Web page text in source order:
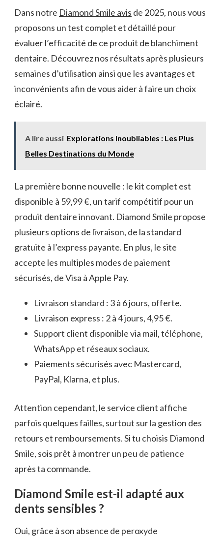
Dans notre Diamond Smile avis de 2025, nous vous
proposons un test complet et détaillé pour
évaluer l’efficacité de ce produit de blanchiment
dentaire. Découvrez nos résultats après plusieurs
semaines d’utilisation ainsi que les avantages et
inconvénients afin de vous aider à faire un choix
éclairé.
A lire aussi Explorations Inoubliables : Les Plus
Belles Destinations du Monde
La première bonne nouvelle : le kit complet est
disponible à 59,99 €, un tarif compétitif pour un
produit dentaire innovant. Diamond Smile propose
plusieurs options de livraison, de la standard
gratuite à l’express payante. En plus, le site
accepte les multiples modes de paiement
sécurisés, de Visa à Apple Pay.
Livraison standard : 3 à 6 jours, offerte.
Livraison express : 2 à 4 jours, 4,95 €.
Support client disponible via mail, téléphone,
WhatsApp et réseaux sociaux.
Paiements sécurisés avec Mastercard,
PayPal, Klarna, et plus.
Attention cependant, le service client affiche
parfois quelques failles, surtout sur la gestion des
retours et remboursements. Si tu choisis Diamond
Smile, sois prêt à montrer un peu de patience
après ta commande.
Diamond Smile est-il adapté aux
dents sensibles ?
Oui, grâce à son absence de peroxyde